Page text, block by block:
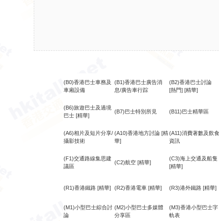
(B0)香港巴士車務及
車廂設備
(B1)香港巴士廣告消
息/廣告車行踪
(B2)香港巴士討論
[熱門] [精華]
(B6)旅遊巴士及過境
巴士 [精華]
(B7)巴士特別所見 (B11)巴士精華區
(A6)相片及短片分享/
攝影技術
(A10)香港地方討論 [精
華]
(A11)消費著數及飲食
資訊
(F1)交通路線集思建
議區
(C2)航空 [精華]
(C3)海上交通及船隻
[精華]
(R1)香港鐵路 [精華] (R2)香港電車 [精華] (R3)港外鐵路 [精華]
(M1)小型巴士綜合討
論
(M2)小型巴士多媒體
分享區
(M3)香港小型巴士字
軌表